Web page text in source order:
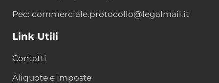
Pec: commerciale.protocollo@legalmail.it
Link Utili
Contatti
Aliquote e Imposte